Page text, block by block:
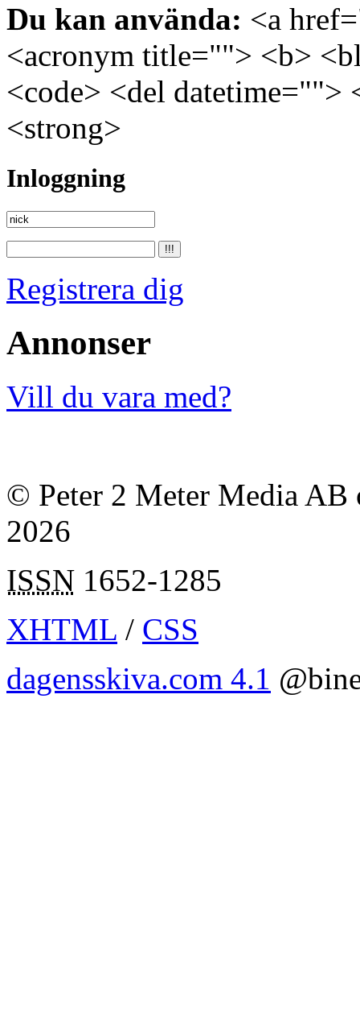
Du kan använda: <a
<acronym title=""> <b>
<code> <del
<strong>
Inloggning
Registrera dig
Annonser
Vill du vara med?
© Peter 2 Meter Media AB
2026
ISSN 1652-1285
XHTML / CSS
dagensskiva.com 4.1